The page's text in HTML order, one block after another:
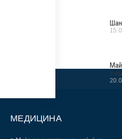
МЕДИЦИНА